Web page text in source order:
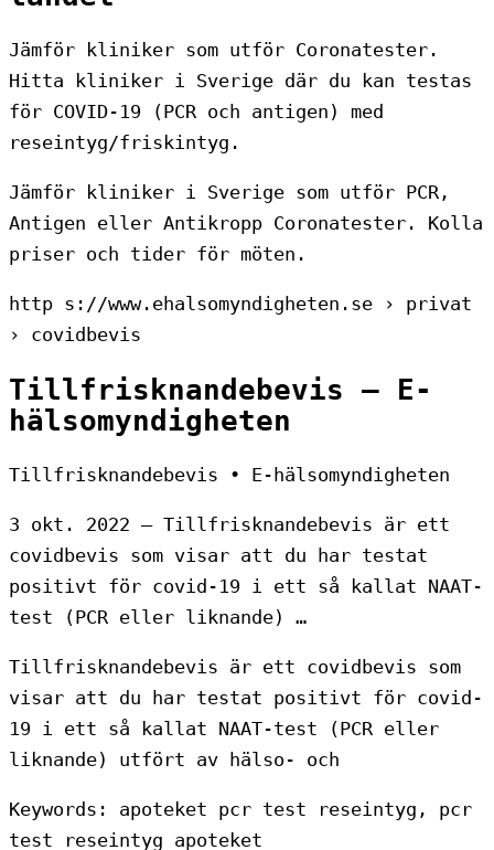
Jämför kliniker som utför Coronatester.
Hitta kliniker i Sverige där du kan testas
för COVID-19 (PCR och antigen) med
reseintyg/friskintyg.
Jämför kliniker i Sverige som utför PCR,
Antigen eller Antikropp Coronatester. Kolla
priser och tider för möten.
http s://www.ehalsomyndigheten.se › privat
› covidbevis
Tillfrisknandebevis – E-
hälsomyndigheten
Tillfrisknandebevis • E-hälsomyndigheten
3 okt. 2022 — Tillfrisknandebevis är ett
covidbevis som visar att du har testat
positivt för covid-19 i ett så kallat NAAT-
test (PCR eller liknande) …
Tillfrisknandebevis är ett covidbevis som
visar att du har testat positivt för covid-
19 i ett så kallat NAAT-test (PCR eller
liknande) utfört av hälso- och
Keywords: apoteket pcr test reseintyg, pcr
test reseintyg apoteket